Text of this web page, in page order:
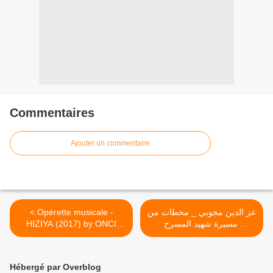
Commentaires
Ajouter un commentaire
< Opérette musicale -
HIZIYA (2017) by ONCI
أوبيرات غنائية_ حيزيةمن انتاج
عز الدين مجوبي _ محطات من
مسيرة شهيد المسرح
Parcours de Azzeddine
Hébergé par Overblog